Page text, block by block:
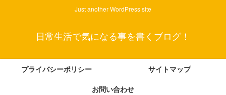
Just another WordPress site
日常生活で気になる事を書くブログ！
プライバシーポリシー
サイトマップ
お問い合わせ